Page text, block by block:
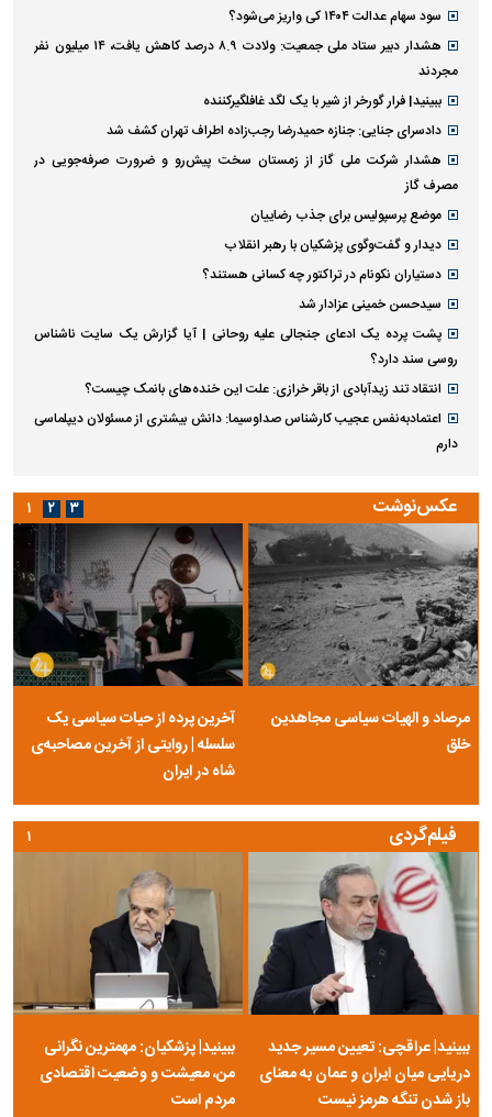
سود سهام عدالت ۱۴۰۴ کی واریز می‌شود؟
هشدار دبیر ستاد ملی جمعیت: ولادت ۸.۹ درصد کاهش یافت، ۱۴ میلیون نفر
مجردند
ببینید| فرار گورخر از شیر با یک لگد غافلگیرکننده
دادسرای جنایی: جنازه حمیدرضا رجب‌زاده اطراف تهران کشف شد
هشدار شرکت ملی گاز از زمستان سخت پیش‌رو و ضرورت صرفه‌جویی در
مصرف گاز
موضع پرسپولیس برای جذب رضاییان
دیدار و گفت‌وگوی پزشکیان با رهبر انقلاب
دستیاران نکونام در تراکتور چه کسانی هستند؟
سیدحسن خمینی عزادار شد
پشت پرده یک ادعای جنجالی علیه روحانی | آیا گزارش یک سایت ناشناس
روسی سند دارد؟
انتقاد تند زیدآبادی از باقر خرازی: علت این خنده‌های بانمک چیست؟
اعتمادبه‌نفس عجیب کارشناس صداوسیما: دانش بیشتری از مسئولان دیپلماسی
دارم
عکس‌نوشت
مرصاد و الهیات سیاسی مجاهدین
خلق
آخرین پرده از حیات سیاسی یک
سلسله | روایتی از آخرین مصاحبه‌ی
شاه در ایران
۱ ۲ ۳
فیلم‌گردی
ببینید| عراقچی: تعیین مسیر جدید
دریایی میان ایران و عمان به معنای
باز شدن تنگه هرمز نیست
ببینید| پزشکیان: مهمترین نگرانی
من، معیشت و وضعیت اقتصادی
مردم است
۱